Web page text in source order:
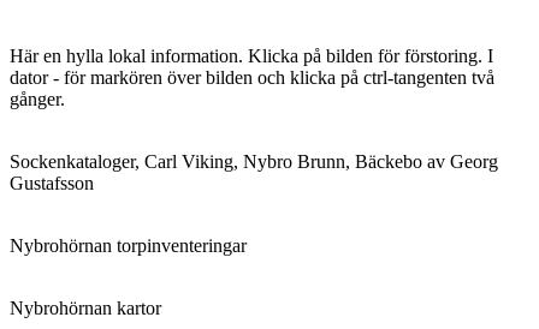
Här en hylla lokal information. Klicka på bilden för förstoring. I
dator - för markören över bilden och klicka på ctrl-tangenten två
gånger.
Sockenkataloger, Carl Viking, Nybro Brunn, Bäckebo av Georg
Gustafsson
Nybrohörnan torpinventeringar
Nybrohörnan kartor